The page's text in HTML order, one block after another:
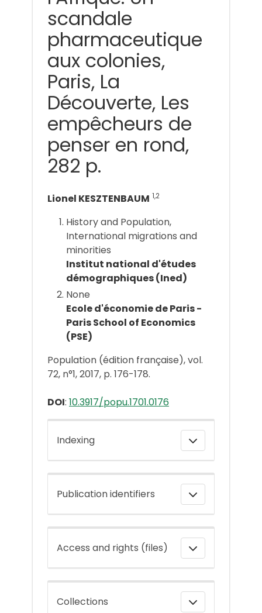
scandale
pharmaceutique
aux colonies,
Paris, La
Découverte, Les
empêcheurs de
penser en rond,
282 p.
Lionel KESZTENBAUM 1,2
History and Population,
International migrations and
minorities
Institut national d'études
démographiques (Ined)
None
Ecole d'économie de Paris -
Paris School of Economics
(PSE)
Population (édition française), vol.
72, n°1, 2017, p. 176-178.
DOI: 10.3917/popu.1701.0176
Indexing
Publication identifiers
Access and rights (files)
Collections